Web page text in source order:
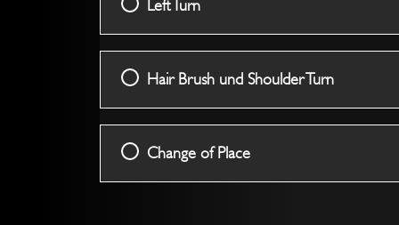
Left Turn
Hair Brush und Shoulder Turn
Change of Place